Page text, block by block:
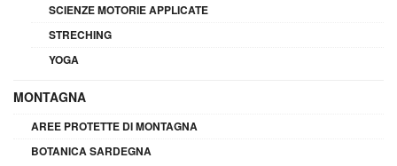
SCIENZE MOTORIE APPLICATE
STRECHING
YOGA
MONTAGNA
AREE PROTETTE DI MONTAGNA
BOTANICA SARDEGNA